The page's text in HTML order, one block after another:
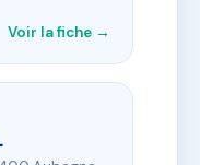
Voir la fiche →